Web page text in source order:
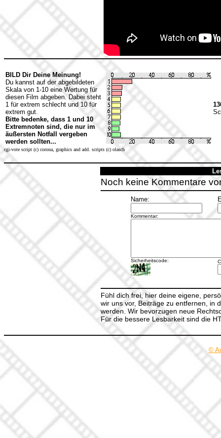
BILD Dir Deine Meinung!
Du kannst auf der abgebildeten
Skala von 1-10 eine Wertung für
diesen Film abgeben. Dabei steht
1 für extrem schlecht und 10 für
extrem gut.
Bitte bedenke, dass 1 und 10
Extremnoten sind, die nur im
äußersten Notfall vergeben
werden sollten...
cgi-vote script (c) corona, graphics and add. scripts (c) olasch
Noch keine Kommentare
Name:
Kommentar:
Sicherheitscode:
Fühl dich frei, hier deine eigene,
wir uns vor, Beiträge zu entfernen, in
werden. Wir bevorzugen neue
Für die bessere Lesbarkeit sind die
©